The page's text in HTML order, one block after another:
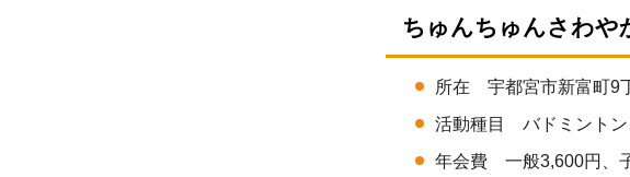
ちゅんちゅんさわや
所在 宇都宮市新富町9
活動種目 バドミントン
年会費 一般3,600円、